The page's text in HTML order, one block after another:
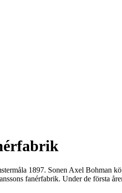
1897. Sonen Axel Bohman
fanérfabrik. Under de första